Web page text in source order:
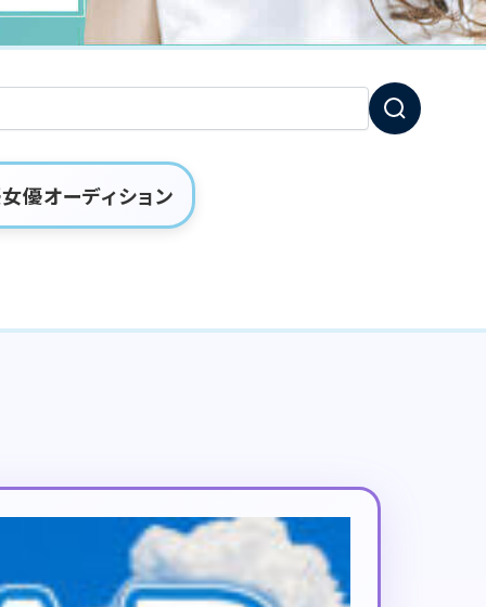
優オーディション